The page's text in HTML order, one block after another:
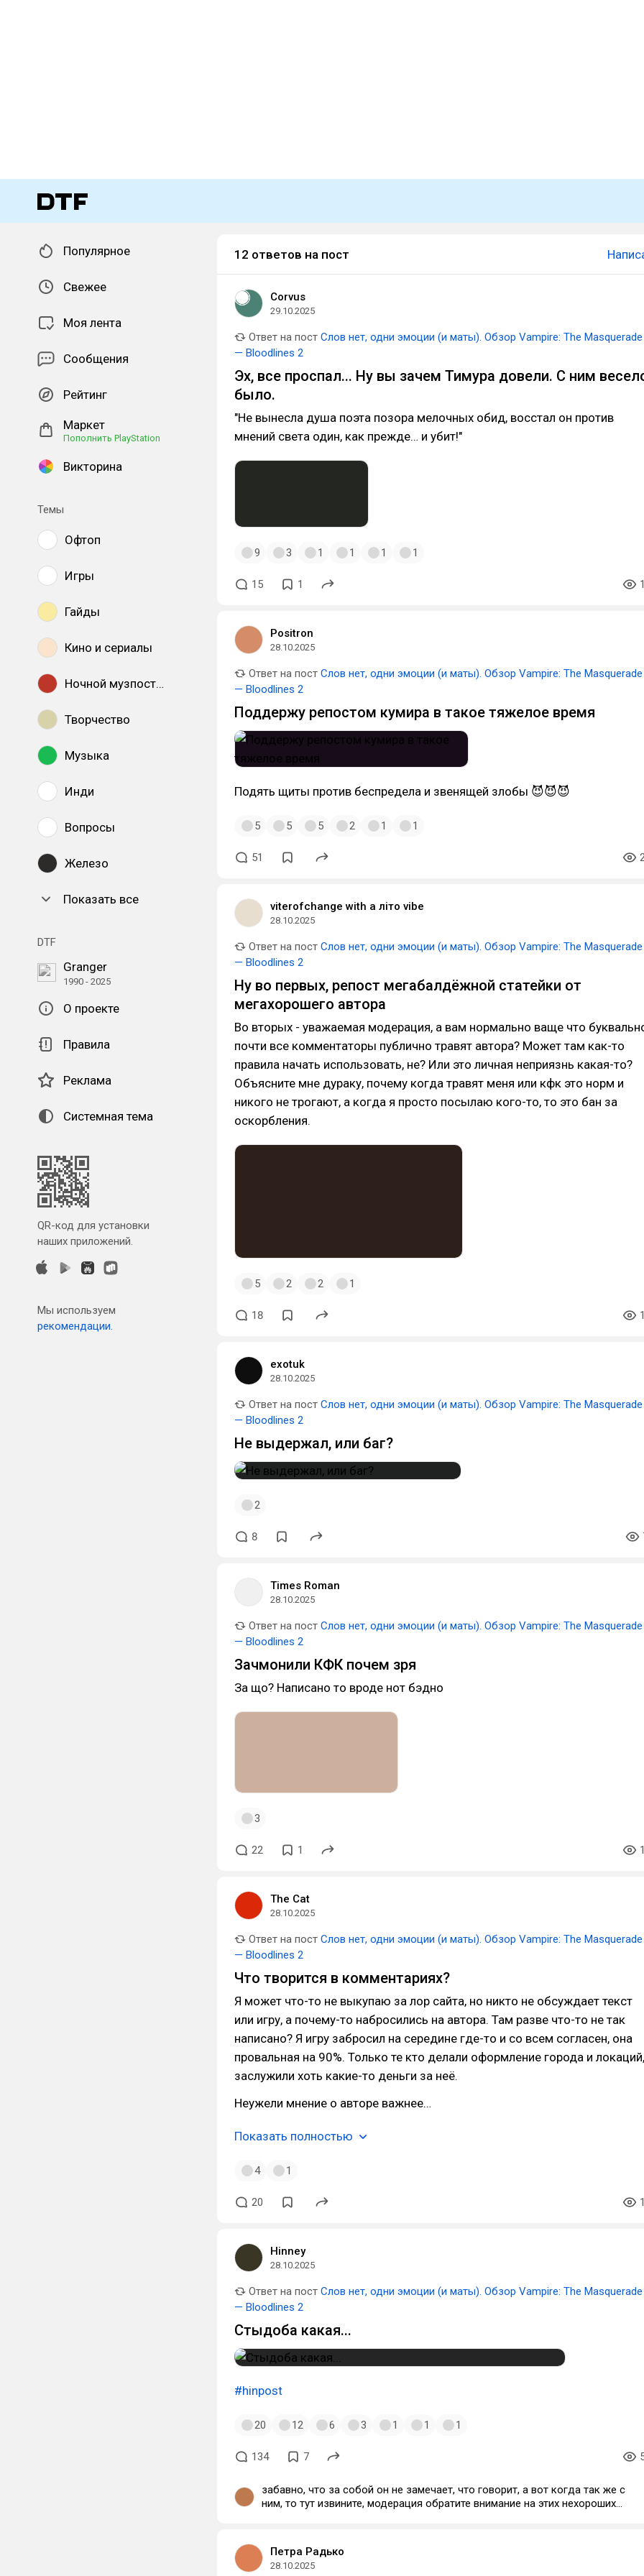
Популярное
Свежее
Моя лента
Сообщения
Рейтинг
Маркет
Пополнить PlayStation
Викторина
Темы
Офтоп
Игры
Гайды
Кино и сериалы
Ночной музпостинг
Творчество
Музыка
Инди
Вопросы
Железо
Показать все
DTF
Granger
1990 - 2025
О проекте
Правила
Реклама
Системная тема
QR-код для установки
наших приложений.
Мы используем
рекомендации.
12 ответов на пост
Corvus
29.10.2025
Ответ на пост Слов нет, одни эмоции (и маты). Обзор Vampire: The Masquerade
— Bloodlines 2
Эх, все проспал... Ну вы зачем Тимура довели. С ним
было.
"Не вынесла душа поэта позора мелочных обид, восстал он против
мнений света один, как прежде… и убит!"
9 3 1 1 1 1
15 1
Positron
28.10.2025
Ответ на пост Слов нет, одни эмоции (и маты). Обзор Vampire: The Masquerade
— Bloodlines 2
Поддержу репостом кумира в такое тяжелое время
Подять щиты против беспредела и звенящей злобы 😈😈😈
5 5 5 2 1 1
51
viterofchange with a лiто vibe
28.10.2025
Ответ на пост Слов нет, одни эмоции (и маты). Обзор Vampire: The Masquerade
— Bloodlines 2
Ну во первых, репост мегабалдёжной статейки от
мегахорошего автора
Во вторых - уважаемая модерация, а вам нормально ваще что
почти все комментаторы публично травят автора? Может там как-то
правила начать использовать, не? Или это личная неприязнь какая-то?
Объясните мне дураку, почему когда травят меня или кфк это норм и
никого не трогают, а когда я просто посылаю кого-то, то это бан за
оскорбления.
5 2 2 1
18
exotuk
28.10.2025
Ответ на пост Слов нет, одни эмоции (и маты). Обзор Vampire: The Masquerade
— Bloodlines 2
Не выдержал, или баг?
2
8
Times Roman
28.10.2025
Ответ на пост Слов нет, одни эмоции (и маты). Обзор Vampire: The Masquerade
— Bloodlines 2
Зачмонили КФК почем зря
За що? Написано то вроде нот бэдно
3
22 1
The Cat
28.10.2025
Ответ на пост Слов нет, одни эмоции (и маты). Обзор Vampire: The Masquerade
— Bloodlines 2
Что творится в комментариях?
Я может что-то не выкупаю за лор сайта, но никто не обсуждает текст
или игру, а почему-то набросились на автора. Там разве что-то не так
написано? Я игру забросил на середине где-то и со всем согласен, она
провальная на 90%. Только те кто делали оформление города и локаций,
заслужили хоть какие-то деньги за неё.
Неужели мнение о авторе важнее…
Показать полностью
4 1
20
Hinney
28.10.2025
Ответ на пост Слов нет, одни эмоции (и маты). Обзор Vampire: The Masquerade
— Bloodlines 2
Стыдоба какая...
#hinpost
20 12 6 3 1 1 1
134 7
забавно, что за собой он не замечает, что говорит, а вот когда так же с
ним, то тут извините, модерация обратите внимание на этих нехороших
Петра Радько
28.10.2025